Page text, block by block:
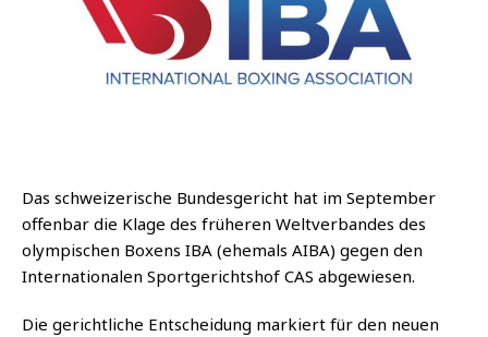
Das schwei­ze­ri­sche Bun­des­ge­richt hat im Sep­tem­ber
offen­bar die Kla­ge des frü­he­ren Welt­ver­ban­des des
olym­pi­schen Boxens IBA (ehe­mals AIBA) gegen den
Inter­na­tio­na­len Sport­ge­richts­hof CAS abgewiesen.
Die gericht­li­che Ent­schei­dung mar­kiert für den neu­en